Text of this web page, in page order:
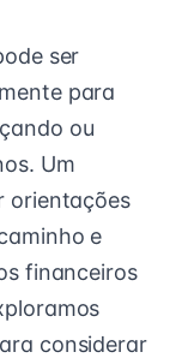
ser
para
ou
Um
orientações
e
financeiros
considerar